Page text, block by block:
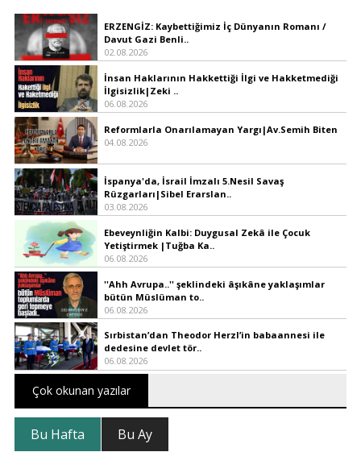
ERZENGİZ: Kaybettiğimiz İç Dünyanın Romanı /
Davut Gazi Benli..
02.08.2026
İnsan Haklarının Hakkettiği İlgi ve Hakketmediği
İlgisizlik|Zeki ..
06.08.2026
Reformlarla Onarılamayan Yargı|Av.Semih Biten
04.08.2026
İspanya'da, İsrail İmzalı 5.Nesil Savaş
Rüzgarları|Sibel Erarslan..
03.08.2026
Ebeveynliğin Kalbi: Duygusal Zekâ ile Çocuk
Yetiştirmek |Tuğba Ka..
06.08.2026
''Ahh Avrupa..'' şeklindeki âşıkâne yaklaşımlar
bütün Müslüman to..
06.08.2026
Sırbistan’dan Theodor Herzl’in babaannesi ile
dedesine devlet tör..
06.08.2026
Çok okunan yazılar
Bu Hafta Bu Ay